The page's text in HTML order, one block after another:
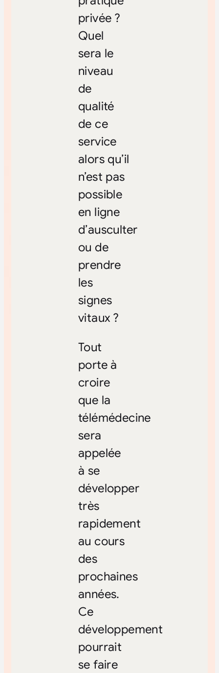
privée ?
Quel
sera le
niveau
de
qualité
de ce
service
alors qu’il
n’est pas
possible
en ligne
d’ausculter
ou de
prendre
les
signes
vitaux ?
Tout
porte à
croire
que la
télémédecine
sera
appelée
à se
développer
très
rapidement
au cours
des
prochaines
années.
Ce
développement
pourrait
se faire